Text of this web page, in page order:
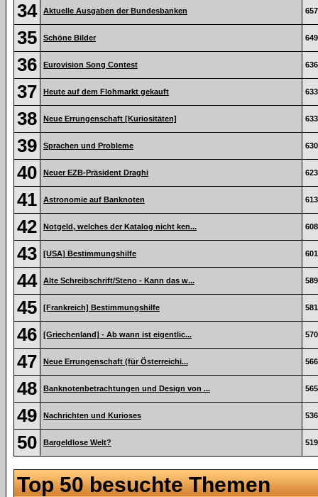
34 Aktuelle Ausgaben der Bundesbanken 657
35 Schöne Bilder 649
36 Eurovision Song Contest 636
37 Heute auf dem Flohmarkt gekauft 633
38 Neue Errungenschaft [Kuriositäten] 633
39 Sprachen und Probleme 630
40 Neuer EZB-Präsident Draghi 623
41 Astronomie auf Banknoten 613
42 Notgeld, welches der Katalog nicht ken... 608
43 [USA] Bestimmungshilfe 601
44 Alte Schreibschrift/Steno - Kann das w... 589
45 [Frankreich] Bestimmungshilfe 581
46 [Griechenland] - Ab wann ist eigentlic... 570
47 Neue Errungenschaft (für Österreichi... 566
48 Banknotenbetrachtungen und Design von ... 565
49 Nachrichten und Kurioses 536
50 Bargeldlose Welt? 519
Top 50 besuchte Themen